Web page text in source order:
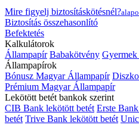
Mire figyelj biztosításkötésnél?
Biztosítás összehasonlító
Befektetés
Kalkulátorok
Állampapír Babakötvény Gyermek
Állampapírok
Bónusz Magyar Állampapír
Prémium Magyar Állampapír
Lekötött betét bankok szerint
CIB Bank lekötött betét Erste
betét Trive Bank lekötött betét